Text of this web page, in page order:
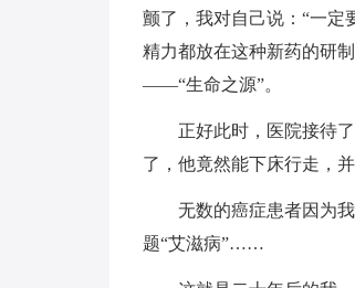
颤了，我对自己说：“一定
精力都放在这种新药的研
——“生命之源”。
正好此时，医院接待
了，他竟然能下床行走，
无数的癌症患者因为
题“艾滋病”……